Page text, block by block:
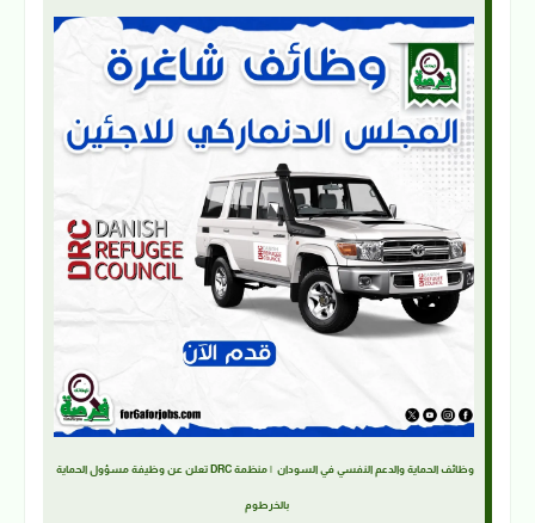
وظائف الحماية والدعم النفسي في السودان | منظمة DRC تعلن عن وظيفة مسؤول الحماية
بالخرطوم